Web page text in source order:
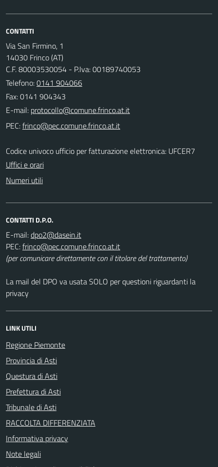
CONTATTI
Via San Firmino, 1
14030 Frinco (AT)
C.F. 80003530054 - P.Iva: 00189740053
Telefono:0141 904066
Fax: 0141 904343
E-mail:
PEC:
Codice univoco ufficio per fatturazione elettronica: UFCER7
Uffici e orari
Numeri utili
CONTATTI D.P.O.
E-mail:
PEC:
(per comunicare direttamente con il titolare del trattamento)
La mail del DPO va usata SOLO per questioni riguardanti la
privacy
LINK UTILI
Regione Piemonte
Provincia di Asti
Questura di Asti
Prefettura di Asti
Tribunale di Asti
RACCOLTA DIFFERENZIATA
Informativa privacy
Note legali